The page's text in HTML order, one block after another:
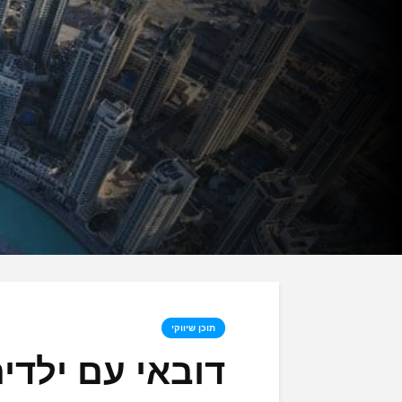
תוכן שיווקי
דובאי עם